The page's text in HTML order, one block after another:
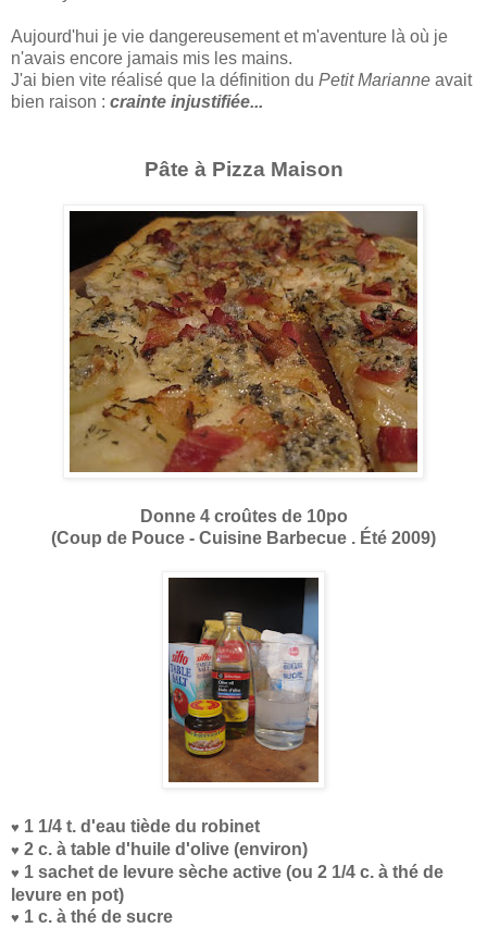
Aujourd'hui je vie dangereusement et m'aventure là où je
n'avais encore jamais mis les mains.
J'ai bien vite réalisé que la définition du Petit Marianne avait
bien raison : crainte injustifiée...
Pâte à Pizza Maison
Donne 4 croûtes de 10po
(Coup de Pouce - Cuisine Barbecue . Été 2009)
♥ 1 1/4 t. d'eau tiède du robinet
♥ 2 c. à table d'huile d'olive (environ)
♥ 1 sachet de levure sèche active (ou 2 1/4 c. à thé de
levure en pot)
♥ 1 c. à thé de sucre